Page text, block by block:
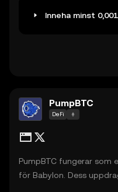
säkerhet och stapling av
Inneha minst
PumpBTC
DeFi
PumpBTC fungerar som
för Babylon. Dess